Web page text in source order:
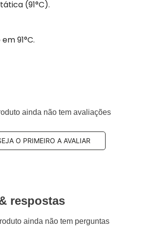
(91°C).
91°C.
ainda não tem avaliações
O PRIMEIRO A AVALIAR
respostas
ainda não tem perguntas